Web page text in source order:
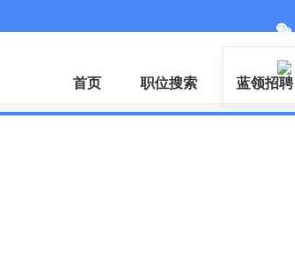
微信
首页 职位搜索 蓝领招聘